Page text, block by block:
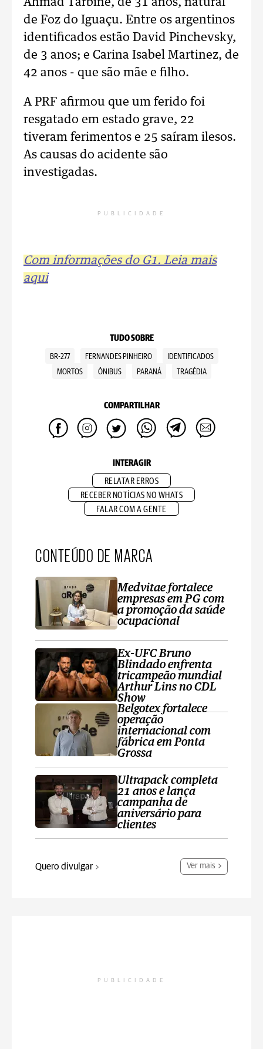
Ahmad Tarbine, de 31 anos, natural
de Foz do Iguaçu. Entre os argentinos
identificados estão David Pinchevsky,
de 3 anos; e Carina Isabel Martinez, de
42 anos - que são mãe e filho.
A PRF afirmou que um ferido foi
resgatado em estado grave, 22
tiveram ferimentos e 25 saíram ilesos.
As causas do acidente são
investigadas.
PUBLICIDADE
Com informações do G1. Leia mais
aqui
TUDO SOBRE
BR-277 FERNANDES PINHEIRO
IDENTIFICADOS
MORTOS
ÔNIBUS PARANÁ TRAGÉDIA
COMPARTILHAR
INTERAGIR
RELATAR ERROS
RECEBER NOTÍCIAS NO WHATS
FALAR COM A GENTE
CONTEÚDO DE MARCA
Medvitae fortalece
empresas em PG com
a promoção da saúde
ocupacional
Ex-UFC Bruno
Blindado enfrenta
tricampeão mundial
Arthur Lins no CDL
Show
Belgotex fortalece
operação
internacional com
fábrica em Ponta
Grossa
Ultrapack completa
21 anos e lança
campanha de
aniversário para
clientes
Quero divulgar Ver mais
PUBLICIDADE